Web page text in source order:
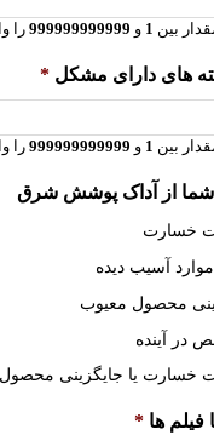
بین 1 و 999999999999 را
های دارای مشکل *
بین 1 و 999999999999 را
شما از آداک پوشش شرق
خسارت
آسیب دیده
محصول معیوب
در آینده
خسارت یا جایگزینی
فیلم ها *